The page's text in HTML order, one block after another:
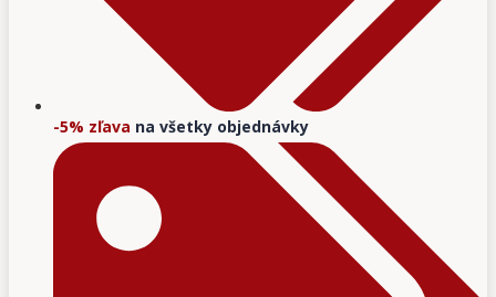
-5% zľava na všetky objednávky